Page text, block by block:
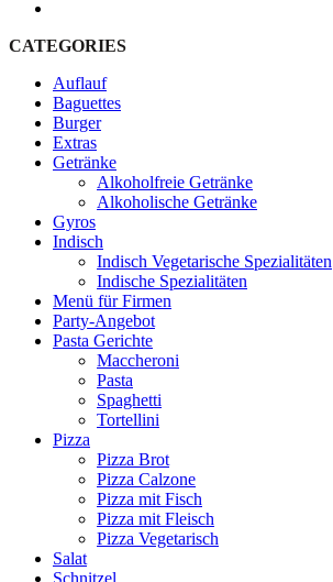
CATEGORIES
Auflauf
Baguettes
Burger
Extras
Getränke
Alkoholfreie Getränke
Alkoholische Getränke
Gyros
Indisch
Indisch Vegetarische Spezialitäten
Indische Spezialitäten
Menü für Firmen
Party-Angebot
Pasta Gerichte
Maccheroni
Pasta
Spaghetti
Tortellini
Pizza
Pizza Brot
Pizza Calzone
Pizza mit Fisch
Pizza mit Fleisch
Pizza Vegetarisch
Salat